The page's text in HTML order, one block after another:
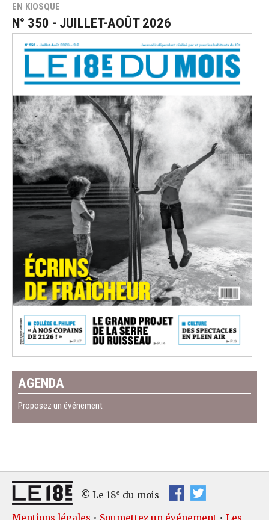
EN KIOSQUE
N° 350 - JUILLET-AOÛT 2026
AGENDA
Proposez un événement
© Le 18e du mois